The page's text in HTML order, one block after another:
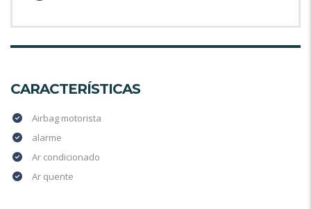
CARACTERÍSTICAS
Airbag motorista
alarme
Ar condicionado
Ar quente